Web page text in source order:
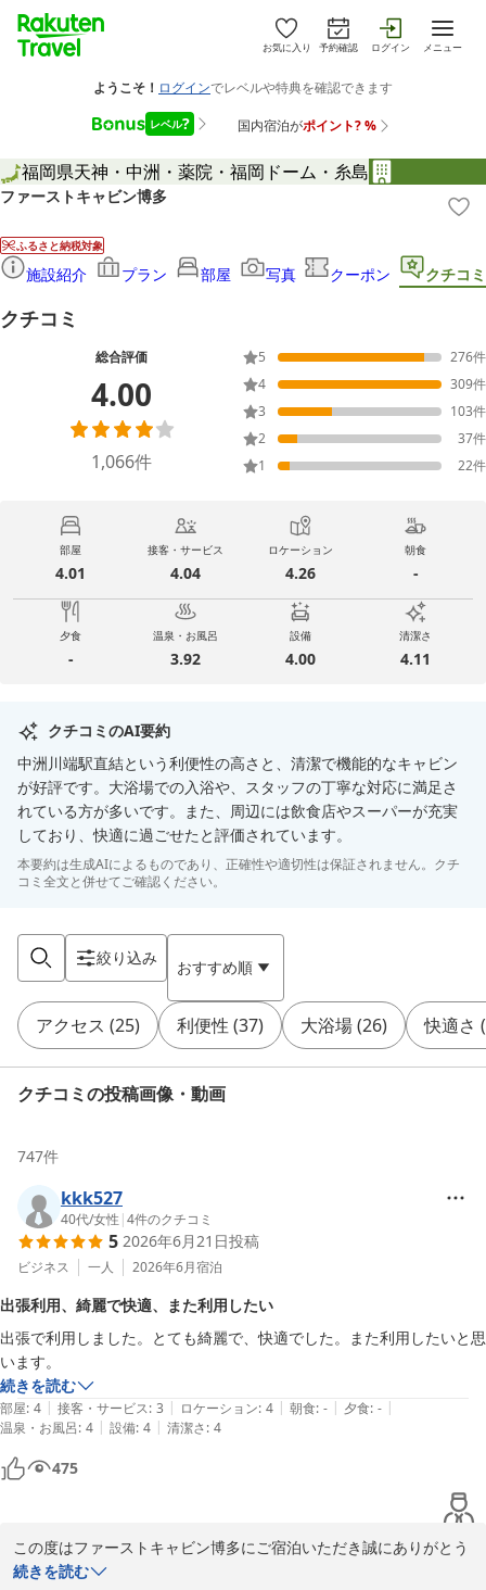
お気に入り 予約確認 ログイン メニュー
福岡県天神・中洲・薬院・福岡ドーム・糸島
ファーストキャビン博多
ふるさと納税対象
施設紹介 プラン 部屋 写真 クーポン クチコミ
クチコミ
総合評価
4.00
1,066件
5 276件
4
309件
3
103件
2
37件
1
22件
部屋
4.01
接客・サービス
4.04
ロケーション
4.26
朝食
-
夕食
-
温泉・お風呂
3.92
設備
4.00
清潔さ
4.11
クチコミのAI要約
中洲川端駅直結という利便性の高さと、清潔で機能的なキャビン
が好評です。大浴場での入浴や、スタッフの丁寧な対応に満足さ
れている方が多いです。また、周辺には飲食店やスーパーが充実
しており、快適に過ごせたと評価されています。
本要約は生成AIによるものであり、正確性や適切性は保証されません。クチ
コミ全文と併せてご確認ください。
絞り込み おすすめ順
アクセス (25) 利便性 (37) 大浴場(26) 快適さ (
クチコミの投稿画像・動画
747件
kkk527
40代/女性 |4件のクチコミ
5 2026年6月21日投稿
ビジネス 一人 2026年6月宿泊
出張利用、綺麗で快適、また利用したい
出張で利用しました。とても綺麗で、快適でした。また利用したいと思
います。
続きを読む
部屋: 4 | 接客・サービス: 3 | ロケーション: 4 | 朝食: - | 夕食: - |
温泉・お風呂: 4 | 設備: 4 | 清潔さ: 4
475
この度はファーストキャビン博多にご宿泊いただき誠にありがとう
ございます。
続きを読む